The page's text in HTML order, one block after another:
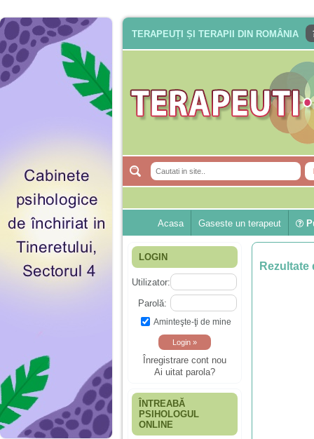
TERAPEUȚI ȘI TERAPII DIN ROMÂNIA
Acasa Gaseste un terapeut
LOGIN
Utilizator:
Parolă:
Aminteşte-ţi de mine
Înregistrare cont nou
Ai uitat parola?
ÎNTREABĂ
PSIHOLOGUL
ONLINE
Rezultate